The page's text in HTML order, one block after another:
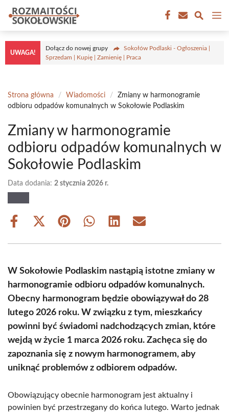
Przejdź
treści
UWAGA!
Dołącz do nowej grupy
Sokołów Podlaski - Ogłoszenia |
Sprzedam | Kupię | Zamienię | Praca
Strona główna / Wiadomości /
Zmiany w harmonogramie
odbioru odpadów komunalnych w Sokołowie Podlaskim
Zmiany w harmonogramie
odbioru odpadów komunalnych w
Sokołowie Podlaskim
Data dodania: 2 stycznia 2026 r.
Share
Facebook
Share
X
Share
Pinterest
Share
WhatsApp
Share
LinkedIn
Share
Email
W Sokołowie Podlaskim nastąpią istotne zmiany w
harmonogramie odbioru odpadów komunalnych.
Obecny harmonogram będzie obowiązywał do 28
lutego 2026 roku. W związku z tym, mieszkańcy
powinni być świadomi nadchodzących zmian, które
wejdą w życie 1 marca 2026 roku. Zachęca się do
zapoznania się z nowym harmonogramem, aby
uniknąć problemów z odbiorem odpadów.
Obowiązujący obecnie harmonogram jest aktualny i
powinien być przestrzegany do końca lutego. Warto jednak